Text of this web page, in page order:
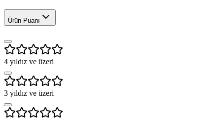
Ürün Puanı
4 yıldız ve üzeri
3 yıldız ve üzeri